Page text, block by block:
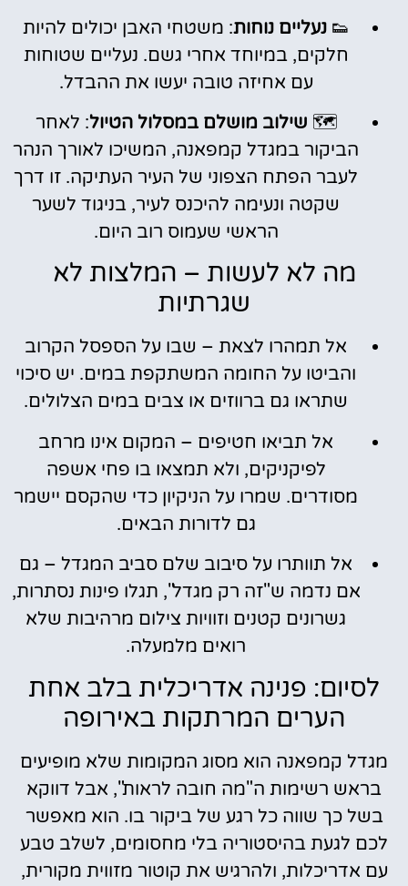
👟נעליים נוחות: משטחי האבן יכולים להיות
חלקים, במיוחד אחרי גשם. נעליים שטוחות
עם אחיזה טובה יעשו את ההבדל.
🗺️ שילוב מושלם במסלול הטיול: לאחר
הביקור במגדל קמפאנה, המשיכו לאורך הנהר
לעבר הפתח הצפוני של העיר העתיקה. זו דרך
שקטה ונעימה להיכנס לעיר, בניגוד לשער
הראשי שעמוס רוב היום.
מה לא לעשות – המלצות לא
שגרתיות
אל תמהרו לצאת – שבו על הספסל הקרוב
והביטו על החומה המשתקפת במים. יש סיכוי
שתראו גם ברווזים או צבים במים הצלולים.
אל תביאו חטיפים – המקום אינו מרחב
לפיקניקים, ולא תמצאו בו פחי אשפה
מסודרים. שמרו על הניקיון כדי שהקסם יישמר
גם לדורות הבאים.
אל תוותרו על סיבוב שלם סביב המגדל – גם
אם נדמה ש"זה רק מגדל", תגלו פינות נסתרות,
גשרונים קטנים וזוויות צילום מרהיבות שלא
רואים מלמעלה.
לסיום: פנינה אדריכלית בלב אחת
הערים המרתקות באירופה
מגדל קמפאנה הוא מסוג המקומות שלא מופיעים
בראש רשימות ה"מה חובה לראות", אבל דווקא
בשל כך שווה כל רגע של ביקור בו. הוא מאפשר
לכם לגעת בהיסטוריה בלי מחסומים, לשלב טבע
עם אדריכלות, ולהרגיש את קוטור מזווית מקורית,